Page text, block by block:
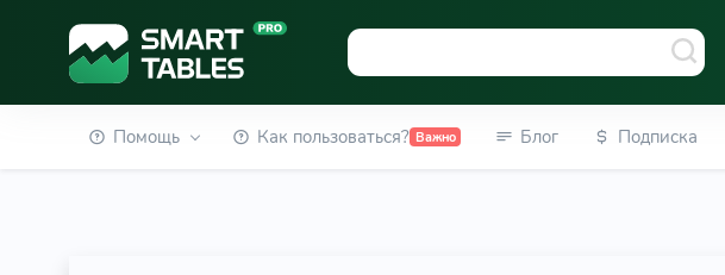
Помощь Как пользоваться? Важно Блог Подписка